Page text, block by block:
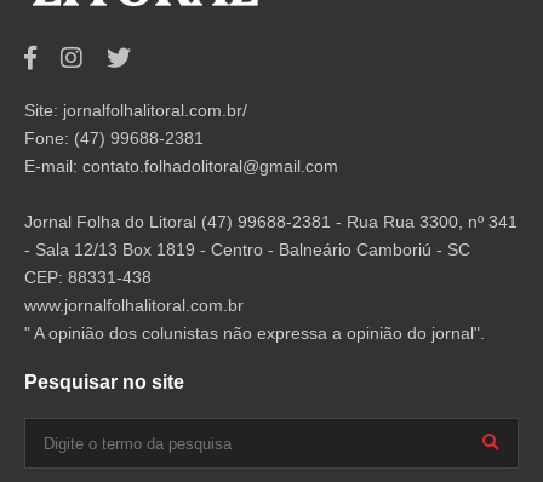
Site: jornalfolhalitoral.com.br/
Fone: (47) 99688-2381
E-mail: contato.folhadolitoral@gmail.com
Jornal Folha do Litoral (47) 99688-2381 - Rua Rua 3300, nº 341
- Sala 12/13 Box 1819 - Centro - Balneário Camboriú - SC
CEP: 88331-438
www.jornalfolhalitoral.com.br
" A opinião dos colunistas não expressa a opinião do jornal".
Pesquisar no site